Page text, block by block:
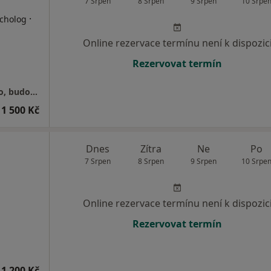
·
Senovážné náměstí 23, Praha 1 - Nové Město, budova B (5. patro)
1 500 Kč
Online rezervace termínu není k
Rezervovat termín
Dnes
7 Srpen
Zítra
8 Srpen
Ne
9 Srpen
Po
10
Online rezervace termínu není k
Rezervovat termín